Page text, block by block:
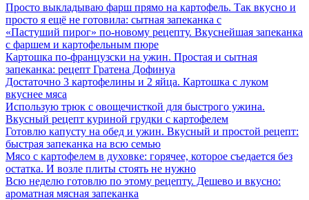
Просто выкладываю фарш прямо на картофель. Так вкусно и
просто я ещё не готовила: сытная запеканка с
«Пастуший пирог» по-новому рецепту. Вкуснейшая запеканка
с фаршем и картофельным пюре
Картошка по-французски на ужин. Простая и сытная
запеканка: рецепт Гратена Дофинуа
Достаточно 3 картофелины и 2 яйца. Картошка с луком
вкуснее мяса
Использую трюк с овощечисткой для быстрого ужина.
Вкусный рецепт куриной грудки с картофелем
Готовлю капусту на обед и ужин. Вкусный и простой рецепт:
быстрая запеканка на всю семью
Мясо с картофелем в духовке: горячее, которое съедается без
остатка. И возле плиты стоять не нужно
Всю неделю готовлю по этому рецепту. Дешево и вкусно:
ароматная мясная запеканка